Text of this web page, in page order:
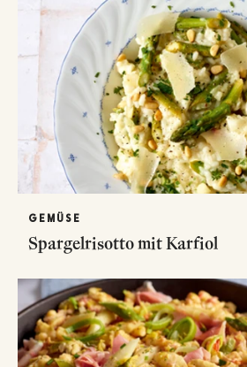
GEMÜSE
Spargelrisotto mit Karfiol